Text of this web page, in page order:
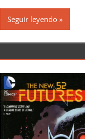
Seguir leyendo